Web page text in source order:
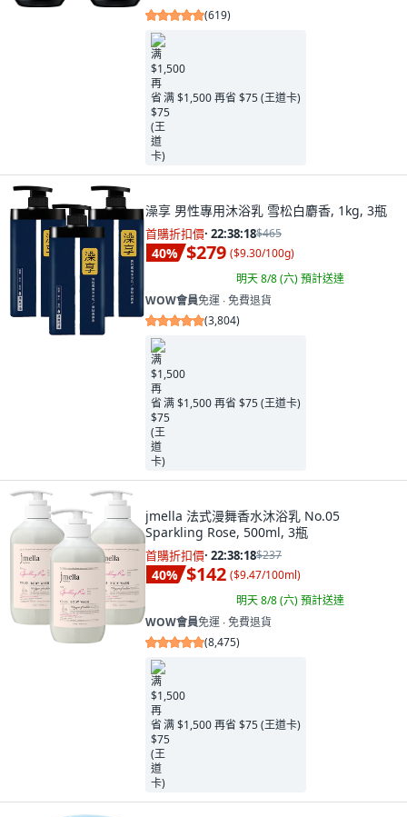
(619)
满 $1,500 再省 $75 (王道卡)
澡享 男性專用沐浴乳 雪松白麝香, 1kg, 3瓶
首購折扣價· 22:38:16$465
40% $279 ($9.30/100g)
明天 8/8 (六)預計送達
WOW會員免運 ∙ 免費退貨
(3,804)
满 $1,500 再省 $75 (王道卡)
jmella 法式漫舞香水沐浴乳 No.05
Sparkling Rose, 500ml, 3瓶
首購折扣價· 22:38:16$237
40% $142 ($9.47/100ml)
明天 8/8 (六)預計送達
WOW會員免運 ∙ 免費退貨
(8,475)
满 $1,500 再省 $75 (王道卡)